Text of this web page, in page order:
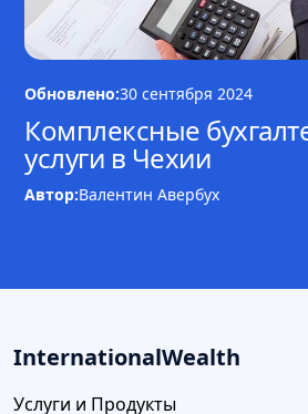
Обновлено:30 сентября 2024
Комплексные
услуги в Чехии
Автор:Валентин Авербух
InternationalWealth
Услуги и Продукты